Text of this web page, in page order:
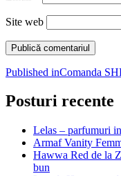
Site web
Navigare
în
articole
Published inComanda
Posturi recente
Lelas – parfumuri
Armaf Vanity
Hawwa Red de la
bun